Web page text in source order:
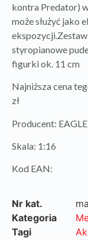
kontra Predator)
może służyć jako
styropianowe
figurki ok. 11 cm
Najniższa cena
zł
Producent:
Skala: 1:16
Kod EAN:
Nr kat.
Kategoria
Tagi